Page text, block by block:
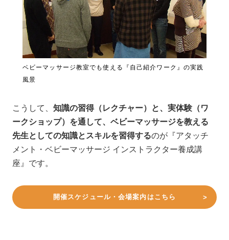
ベビーマッサージ教室でも使える『自己紹介ワーク』の実践
風景
こうして、知識の習得（レクチャー）と、実体験（ワ
ークショップ）を通して、ベビーマッサージを教える
先生としての知識とスキルを習得するのが『アタッチ
メント・ベビーマッサージ インストラクター養成講
座』です。
開催スケジュール・会場案内はこちら